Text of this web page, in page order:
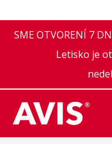
SME OTVORENÍ 7
Letisko je